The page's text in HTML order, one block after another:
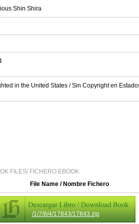
Shin Shira
in the United States / Sin Copyright en
FILES/ FICHERO EBOOK
File Name / Nombre Fichero
/1/7/8/4/17843/17843.zip